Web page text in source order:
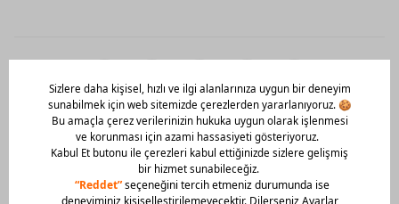
Mobil Uygulamamızı Hemen İndir!